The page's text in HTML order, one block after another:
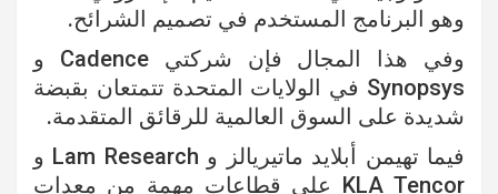
وهو البرنامج المستخدم في تصميم الشرائح.
وفي هذا المجال فإن شركتي Cadence و
Synopsys في الولايات المتحدة تتمتعان بقبضة
شديدة على السوق العالمية للرقائق المتقدمة.
فيما تهيمن أبلايد ماتيريالز و Lam Research و
KLA Tencor على قطاعات مهمة من معدات